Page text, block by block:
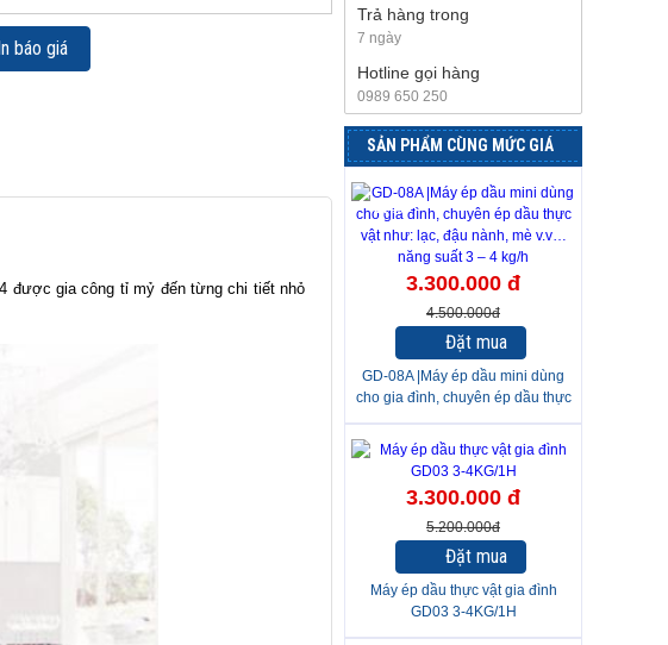
báo giá
được gia công tỉ mỷ đến từng chi tiết nhỏ
Trả hàng trong
7 ngày
Hotline gọi hàng
0989 650 250
SẢN PHẨM CÙNG MỨC GIÁ
-27%
3.300.000 đ
4.500.000đ
Đặt mua
GD-08A |Máy ép dầu mini dùng
cho gia đình, chuyên ép dầu thực
vật như: lạc, đậu nành, mè v.v…
năng suất 3 – 4 kg/h
3.300.000 đ
5.200.000đ
Đặt mua
Máy ép dầu thực vật gia đình
GD03 3-4KG/1H